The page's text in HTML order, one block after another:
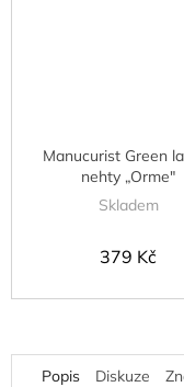
Manucurist Green
nehty „Orme"
Skladem
379 Kč
Popis Diskuze